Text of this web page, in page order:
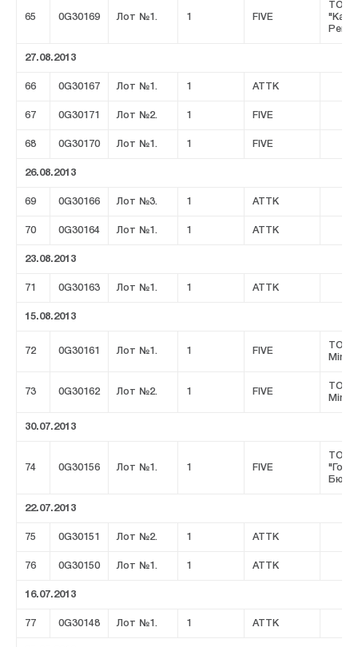
65 0G30169 Лот №1. 1 FIVE
ТОО
27.08.2013
66 0G30167 Лот №1. 1 ATTK
67 0G30171 Лот №2. 1 FIVE
68 0G30170 Лот №1. 1 FIVE
26.08.2013
69 0G30166 Лот №3. 1 ATTK
70 0G30164 Лот №1. 1 ATTK
23.08.2013
71 0G30163 Лот №1. 1 ATTK
15.08.2013
72 0G30161 Лот №1. 1 FIVE
ТОО
73 0G30162 Лот №2. 1 FIVE
ТОО
30.07.2013
74 0G30156 Лот №1. 1 FIVE
ТОО
22.07.2013
75 0G30151 Лот №2. 1 ATTK
76 0G30150 Лот №1. 1 ATTK
16.07.2013
77 0G30148 Лот №1. 1 ATTK